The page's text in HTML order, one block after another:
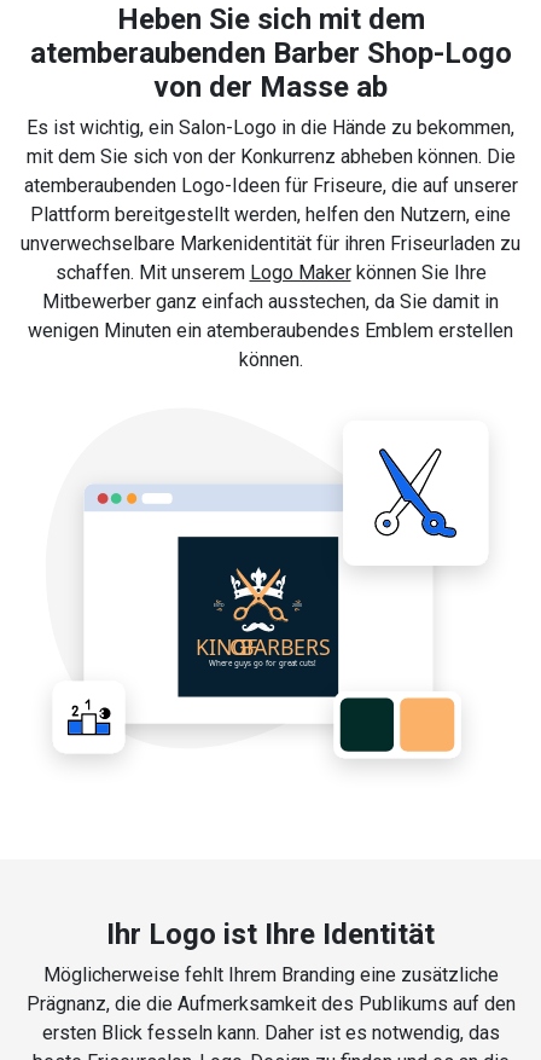
Heben Sie sich mit dem
atemberaubenden Barber Shop-Logo
von der Masse ab
Es ist wichtig, ein Salon-Logo in die Hände zu bekommen,
mit dem Sie sich von der Konkurrenz abheben können. Die
atemberaubenden Logo-Ideen für Friseure, die auf unserer
Plattform bereitgestellt werden, helfen den Nutzern, eine
unverwechselbare Markenidentität für ihren Friseurladen zu
schaffen. Mit unserem Logo Makerkönnen Sie Ihre
Mitbewerber ganz einfach ausstechen, da Sie damit in
wenigen Minuten ein atemberaubendes Emblem erstellen
können.
Ihr Logo ist Ihre Identität
Möglicherweise fehlt Ihrem Branding eine zusätzliche
Prägnanz, die die Aufmerksamkeit des Publikums auf den
ersten Blick fesseln kann. Daher ist es notwendig, das